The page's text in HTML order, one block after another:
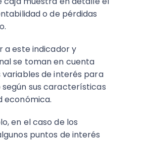
o de pérdidas
a este indicador y
se toman en cuenta
de interés para
según sus características
económica.
en el caso de los
puntos de interés